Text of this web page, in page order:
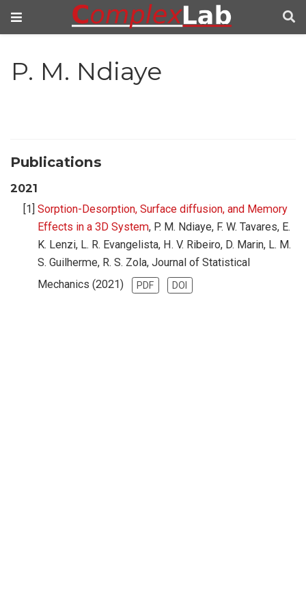
P. M. Ndiaye
Publications
2021
Sorption-Desorption, Surface diffusion, and Memory
Effects in a 3D System, P. M. Ndiaye, F. W. Tavares, E.
K. Lenzi, L. R. Evangelista, H. V. Ribeiro, D. Marin, L. M.
S. Guilherme, R. S. Zola, Journal of Statistical
Mechanics (2021)
PDF DOI